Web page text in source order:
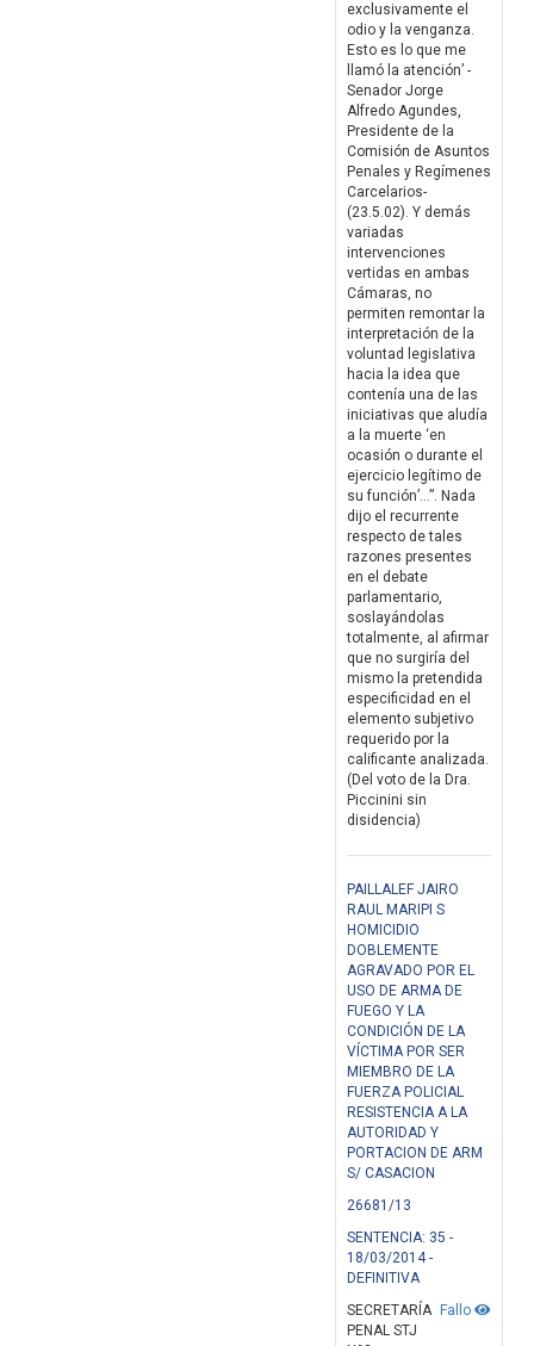
exclusivamente el
odio y la venganza.
Esto es lo que me
llamó la atención’ -
Senador Jorge
Alfredo Agundes,
Presidente de la
Comisión de Asuntos
Penales y Regímenes
Carcelarios-
(23.5.02). Y demás
variadas
intervenciones
vertidas en ambas
Cámaras, no
permiten remontar la
interpretación de la
voluntad legislativa
hacia la idea que
contenía una de las
iniciativas que aludía
a la muerte ‘en
ocasión o durante el
ejercicio legítimo de
su función’…”. Nada
dijo el recurrente
respecto de tales
razones presentes
en el debate
parlamentario,
soslayándolas
totalmente, al afirmar
que no surgiría del
mismo la pretendida
especificidad en el
elemento subjetivo
requerido por la
calificante analizada.
(Del voto de la Dra.
Piccinini sin
disidencia)
PAILLALEF JAIRO
RAUL MARIPI S
HOMICIDIO
DOBLEMENTE
AGRAVADO POR EL
USO DE ARMA DE
FUEGO Y LA
CONDICIÓN DE LA
VÍCTIMA POR SER
MIEMBRO DE LA
FUERZA POLICIAL
RESISTENCIA A LA
AUTORIDAD Y
PORTACION DE ARM
S/ CASACION
26681/13
SENTENCIA: 35 -
18/03/2014 -
DEFINITIVA
Fallo
SECRETARÍA
PENAL STJ